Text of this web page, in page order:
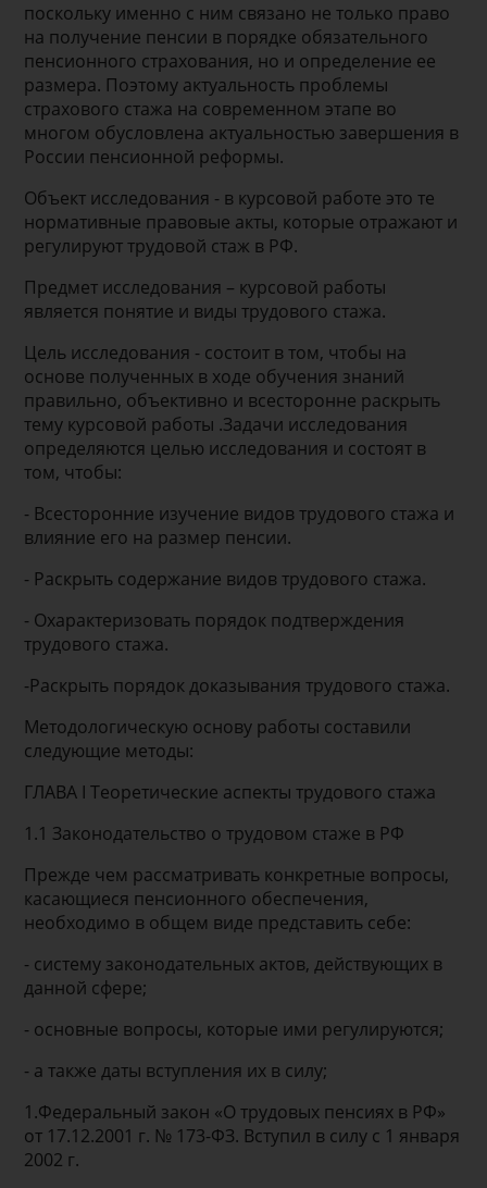
поскольку именно с ним связано не только право
на получение пенсии в порядке обязательного
пенсионного страхования, но и определение ее
размера. Поэтому актуальность проблемы
страхового стажа на современном этапе во
многом обусловлена актуальностью завершения в
России пенсионной реформы.
Объект исследования - в курсовой работе это те
нормативные правовые акты, которые отражают и
регулируют трудовой стаж в РФ.
Предмет исследования – курсовой работы
является понятие и виды трудового стажа.
Цель исследования - состоит в том, чтобы на
основе полученных в ходе обучения знаний
правильно, объективно и всесторонне раскрыть
тему курсовой работы .Задачи исследования
определяются целью исследования и состоят в
том, чтобы:
- Всесторонние изучение видов трудового стажа и
влияние его на размер пенсии.
- Раскрыть содержание видов трудового стажа.
- Охарактеризовать порядок подтверждения
трудового стажа.
-Раскрыть порядок доказывания трудового стажа.
Методологическую основу работы составили
следующие методы:
ГЛАВА I Теоретические аспекты трудового стажа
1.1 Законодательство о трудовом стаже в РФ
Прежде чем рассматривать конкретные вопросы,
касающиеся пенсионного обеспечения,
необходимо в общем виде представить себе:
- систему законодательных актов, действующих в
данной сфере;
- основные вопросы, которые ими регулируются;
- а также даты вступления их в силу;
1.Федеральный закон «О трудовых пенсиях в РФ»
от 17.12.2001 г. № 173-ФЗ. Вступил в силу с 1 января
2002 г.